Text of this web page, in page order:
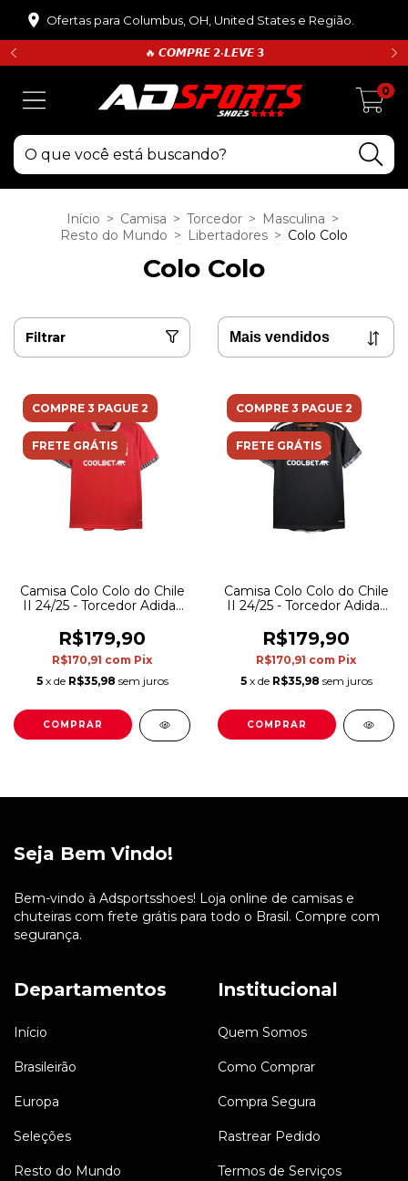
Ofertas para Columbus, OH, United States e Região.
🔥 𝘾𝙊𝙈𝙋𝙍𝙀 𝟮•𝙇𝙀𝙑𝙀 𝟯
0
Início > Camisa > Torcedor > Masculina >
Resto do Mundo > Libertadores > Colo Colo
Colo Colo
Filtrar
COMPRE 3 PAGUE 2
FRETE GRÁTIS
Camisa Colo Colo do Chile
II 24/25 - Torcedor Adidas
R$179,90
R$170,91 com Pix
5 x de R$35,98 sem juros
COMPRAR
COMPRE 3 PAGUE 2
FRETE GRÁTIS
Camisa Colo Colo do Chile
II 24/25 - Torcedor Adidas
detalhes em branco
R$179,90
R$170,91 com Pix
5 x de R$35,98 sem juros
COMPRAR
Seja Bem Vindo!
Bem-vindo à Adsportsshoes! Loja online de camisas e
chuteiras com frete grátis para todo o Brasil. Compre com
segurança.
Departamentos
Início
Brasileirão
Europa
Seleções
Resto do Mundo
Institucional
Quem Somos
Como Comprar
Compra Segura
Rastrear Pedido
Termos de Serviços